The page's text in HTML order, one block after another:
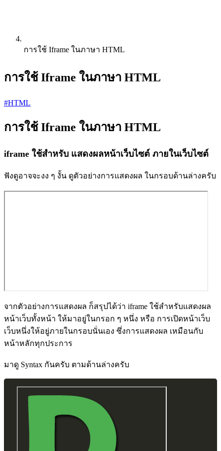
การใช้ Iframe ในภาษา HTML
การใช้ Iframe ในภาษา HTML
#HTML
การใช้ Iframe ในภาษา HTML
iframe ใช้สำหรับ แสดงผลหน้าเว็บไซต์ ภายในเว็บไซต์
ฟังดูอาจจะงง ๆ งั้น ดูตัวอย่างการแสดงผล ในกรอบด้านล่างครับ
จากตัวอย่างการแสดงผล ก็สรุปได้ว่า iframe ใช้สำหรับแสดงผล
หน้าเว็บทั้งหน้า ให้มาอยู่ในกรอก ๆ หนึ่ง หรือ การเปิดหน้าเว็บ
เว็บหนึ่งให้อยู่ภายในกรอบนั่นเอง ซึ่งการแสดงผล เหมือนกับ
หน้าหลักทุกประการ
มาดู Syntax กันครับ ตามด้านล่างครับ